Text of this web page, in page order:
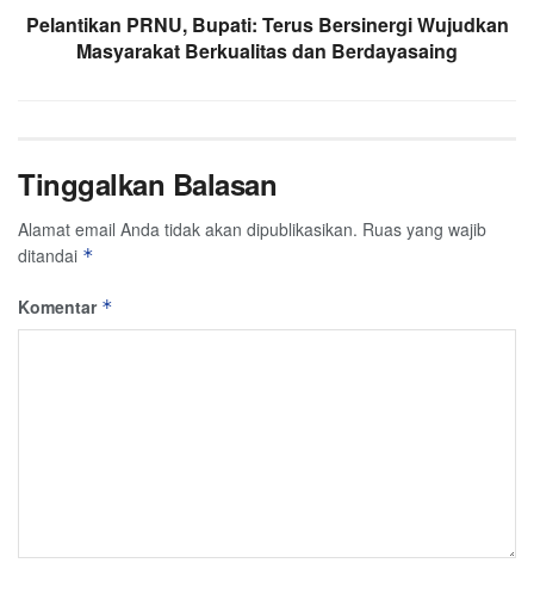
Pelantikan PRNU, Bupati: Terus Bersinergi Wujudkan
Masyarakat Berkualitas dan Berdayasaing
Tinggalkan Balasan
Alamat email Anda tidak akan dipublikasikan. Ruas yang wajib
ditandai *
Komentar *